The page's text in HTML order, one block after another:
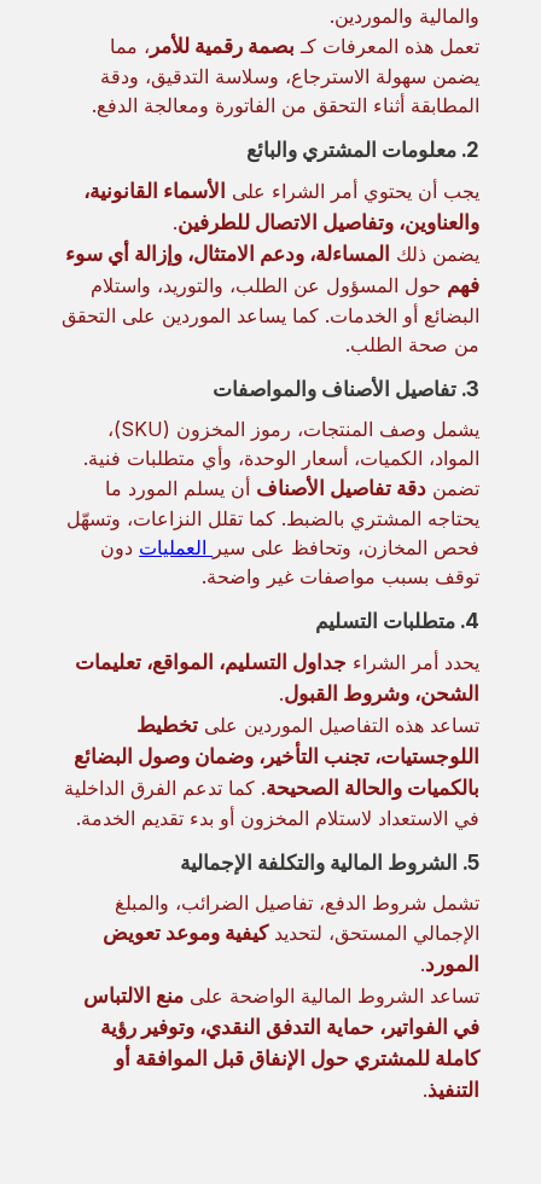
والمالية والموردين.
تعمل هذه المعرفات كـ بصمة رقمية للأمر ، مما
يضمن سهولة الاسترجاع، وسلاسة التدقيق، ودقة
المطابقة أثناء التحقق من الفاتورة ومعالجة الدفع.
2. معلومات المشتري والبائع
يجب أن يحتوي أمر الشراء على الأسماء القانونية،
والعناوين، وتفاصيل الاتصال للطرفين.
يضمن ذلك المساءلة، ودعم الامتثال، وإزالة أي سوء
فهم حول المسؤول عن الطلب، والتوريد، واستلام
البضائع أو الخدمات. كما يساعد الموردين على التحقق
من صحة الطلب.
3. تفاصيل الأصناف والمواصفات
يشمل وصف المنتجات، رموز المخزون (SKU)،
المواد، الكميات، أسعار الوحدة، وأي متطلبات فنية.
تضمن دقة تفاصيل الأصناف أن يسلم المورد ما
يحتاجه المشتري بالضبط. كما تقلل النزاعات، وتسهّل
فحص المخازن، وتحافظ على سير العمليات دون
توقف بسبب مواصفات غير واضحة.
4. متطلبات التسليم
يحدد أمر الشراء جداول التسليم، المواقع، تعليمات
الشحن، وشروط القبول.
تساعد هذه التفاصيل الموردين على تخطيط
اللوجستيات، تجنب التأخير، وضمان وصول البضائع
بالكميات والحالة الصحيحة. كما تدعم الفرق الداخلية
في الاستعداد لاستلام المخزون أو بدء تقديم الخدمة.
5. الشروط المالية والتكلفة الإجمالية
تشمل شروط الدفع، تفاصيل الضرائب، والمبلغ
الإجمالي المستحق، لتحديدكيفية وموعد تعويض
المورد.
تساعد الشروط المالية الواضحة على منع الالتباس
في الفواتير، حماية التدفق النقدي، وتوفير رؤية
كاملة للمشتري حول الإنفاق قبل الموافقة أو
التنفيذ.